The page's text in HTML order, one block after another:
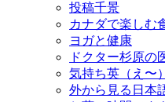
投稿千景
カナダで楽しむ
ヨガと健康
ドクター杉原の
気持ち英（え〜
外から見る日本